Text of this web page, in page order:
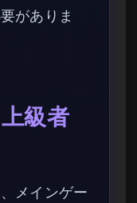
がありま
級者
メインゲー